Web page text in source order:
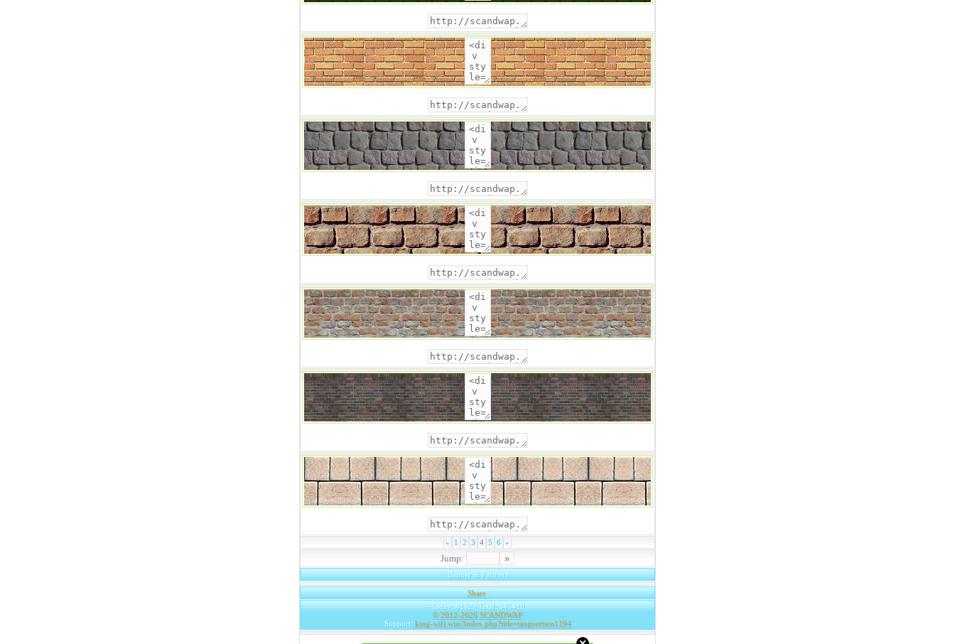
« 1 2 3 4 5 6 »
Jump:
Banner & Partners
Share|
Today: 4162 | Total: 345410
© 2012-2026 SCANDWAP
Support: king-wifi.win//index.php?title=tangeertsen1194